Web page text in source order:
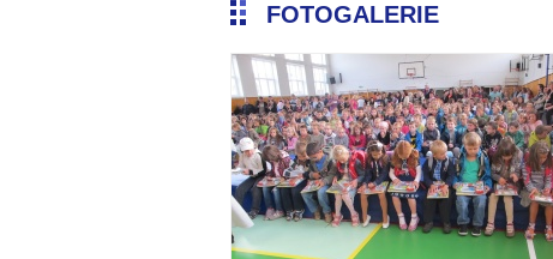
FOTOGALERIE